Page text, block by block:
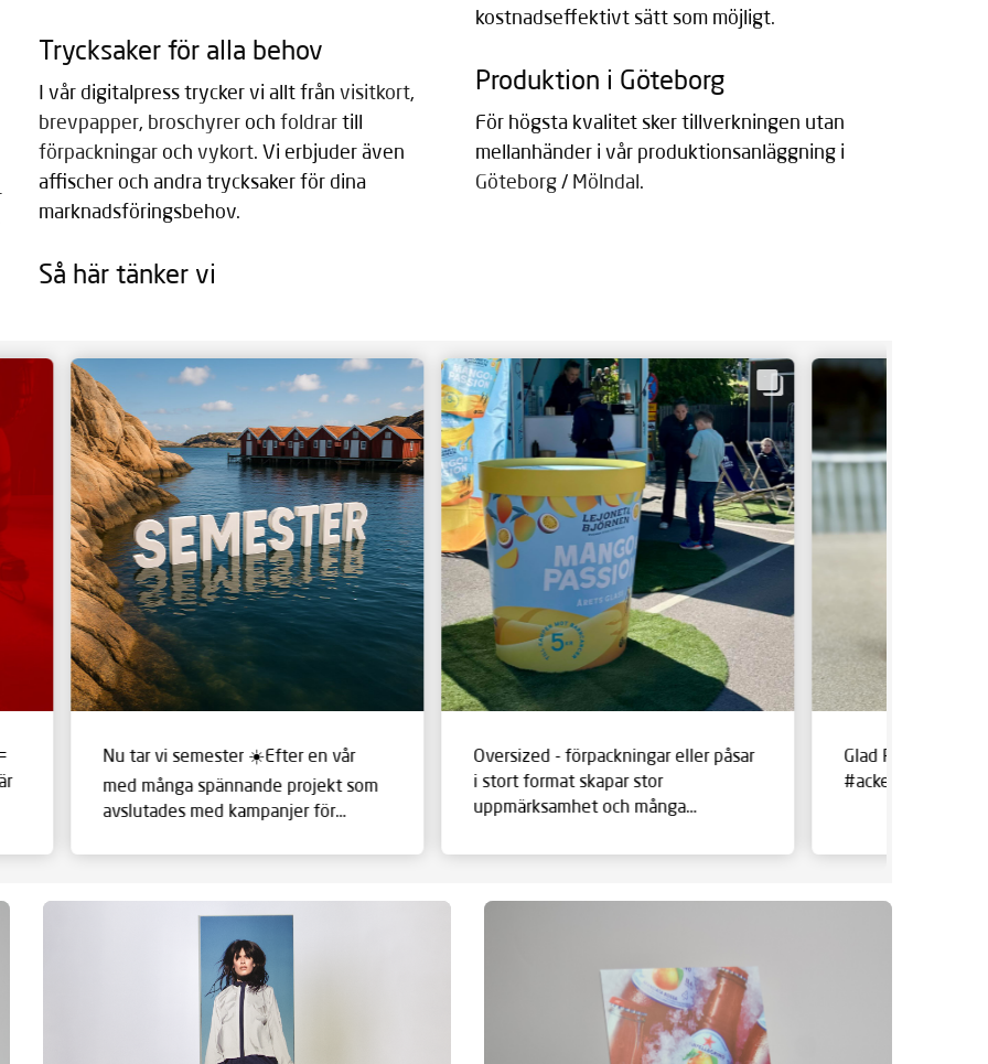
Trycksaker för alla behov
I vår digitalpress trycker vi allt från visitkort,
brevpapper, broschyrer och foldrartill
förpackningar och vykort. Vi erbjuder även
affischer och andra trycksaker för dina
marknadsföringsbehov.
Så här tänker vi
kostnadseffektivt sätt som möjligt.
Produktion i Göteborg
För högsta kvalitet sker tillverkningen utan
mellan­händer i vår produktions­anläggning i
Göteborg/ Mölndal.
Nu tar vi semester ☀️Efter en vår
med många spännande projekt som
avslutades med kampanjer för
och inte minst båtar och
Sweden är det nu dags för
välbehövlig vila och återhämtning.
Ett stort tack till våra kunder,
partners och inte minst till våra
medarbetare i team Ackert. Vi önska
er alla en riktigt fin sommar! #ackert
Oversized - förpackningar eller påsar
i stort format skapar stor
uppmärksamhet och många
#storformat #tryckeri
#göteborg
Glad Påsk
#ackert